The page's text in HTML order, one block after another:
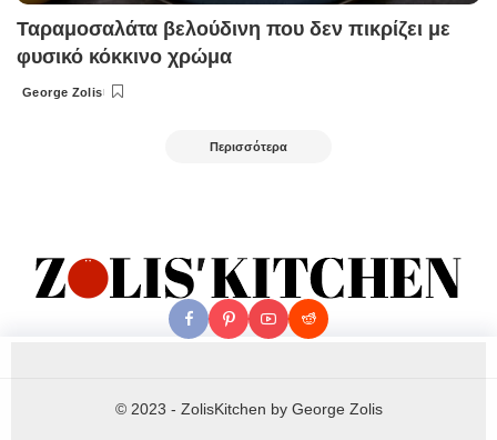
Ταραμοσαλάτα βελούδινη που δεν πικρίζει με
φυσικό κόκκινο χρώμα
Posted
George Zolis
Περισσότερα
© 2023 - ZolisKitchen by George Zolis